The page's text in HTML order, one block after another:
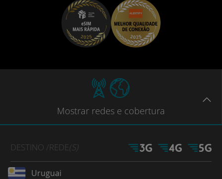
Mostrar redes e cobertura
DESTINO /REDE(S)
Uruguai